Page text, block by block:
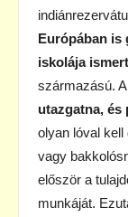
Európában is
iskolája
származású.
utazgatna, és
olyan lóval kell
vagy
először a
munkáját.